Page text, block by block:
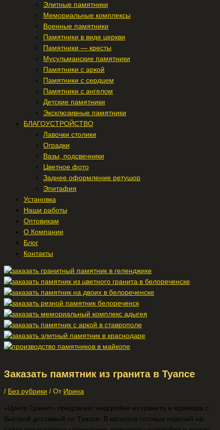
Элитные памятники
Мемориальные комплексы
Военные памятники
Памятники в виде церкви
Памятники — кресты
Мусульманские памятники
Памятники с аркой
Памятники с сердцем
Памятники с ангелом
Детские памятники
Эксклюзивные памятники
БЛАГОУСТРОЙСТВО
Лавочки столики
Оградки
Вазы, подсвечники
Цветное фото
Заднее оформление ретушор
Эпитафия
Установка
Наши работы
Оптовикам
О Компании
Блог
Контакты
Заказать памятник из гранита в Туапсе
/ Без рубрики / От Ирина
«Центр Гранит» предлагает надгробие из гранита и мрамора с
быстрой доставкой по Туапсе. В каталоге готовых изделий на